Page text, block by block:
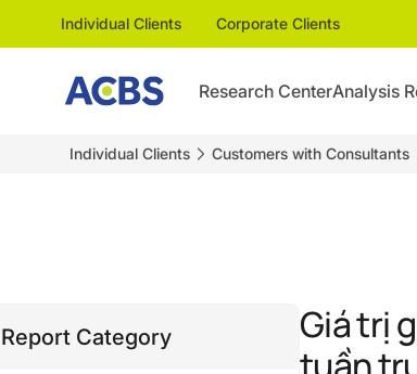
Individual Clients Corporate Clients
Research CenterAnalysis
Individual Clients Customers with Consultants
Report Category
Giá trị